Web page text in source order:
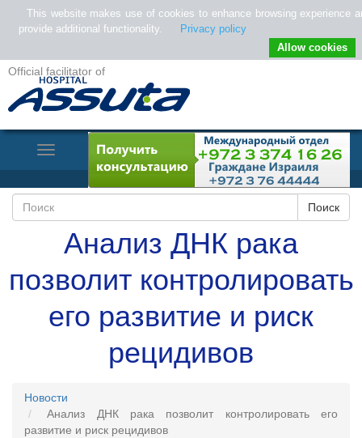
Official facilitator of
Toggle
Navigation
Анализ ДНК рака
позволит контролировать
его развитие и риск
рецидивов
Новости
Анализ ДНК рака позволит контролировать его
развитие и риск рецидивов
This website makes use of cookies to enhance browsing experience
provide additional functionality.
Privacy policy
Allow cookies